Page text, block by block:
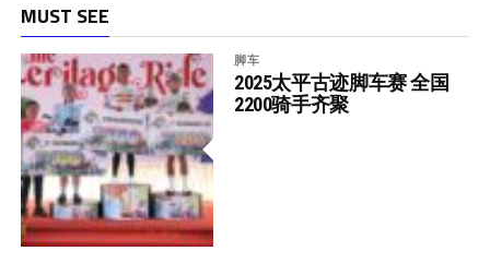
MUST SEE
脚车
2025太平古迹脚车赛 全国
2200骑手齐聚